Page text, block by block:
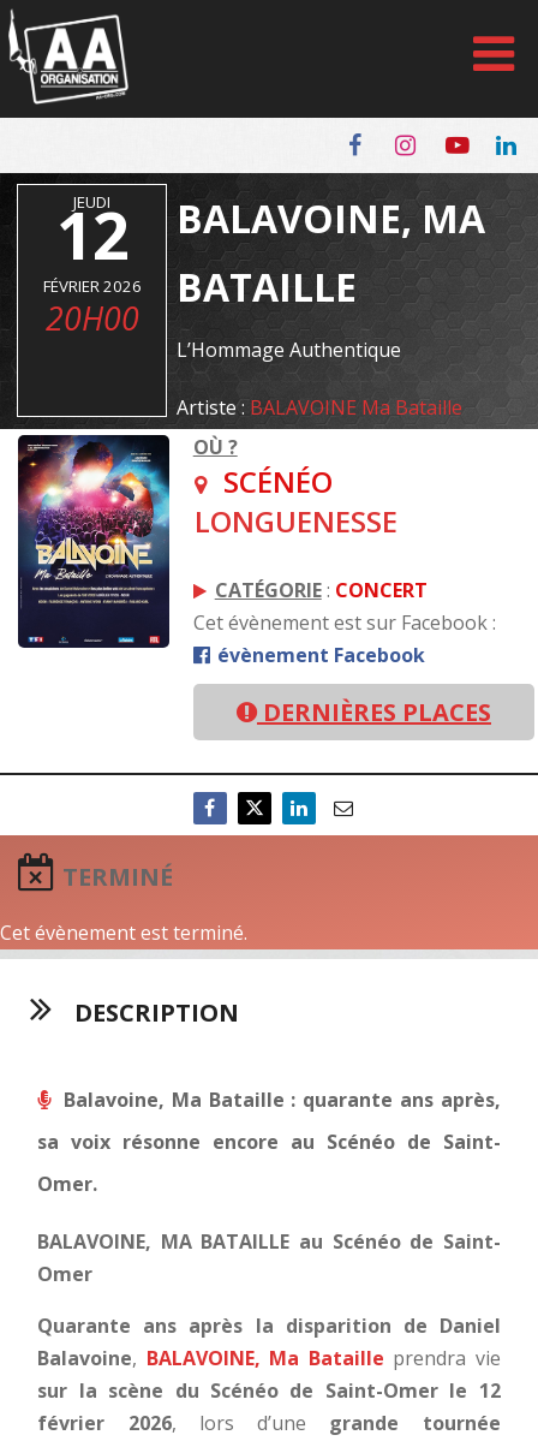
Panneau de gestion des cookies
JEUDI
12
FÉVRIER 2026
20H00
BALAVOINE, MA
BATAILLE
L’Hommage Authentique
Artiste : BALAVOINE Ma Bataille
OÙ ?
SCÉNÉO
LONGUENESSE
CATÉGORIE: CONCERT
Cet évènement est sur Facebook :
évènement Facebook
DERNIÈRES PLACES
TERMINÉ
Cet évènement est terminé.
DESCRIPTION
Balavoine, Ma Bataille : quarante ans après,
sa voix résonne encore au Scénéo de Saint-
Omer.
BALAVOINE, MA BATAILLE au Scénéo de Saint-
Omer
Quarante ans après la disparition de Daniel
Balavoine, BALAVOINE, Ma Bataille prendra vie
sur la scène du Scénéo de Saint-Omer le 12
février 2026, lors d’une grande tournée